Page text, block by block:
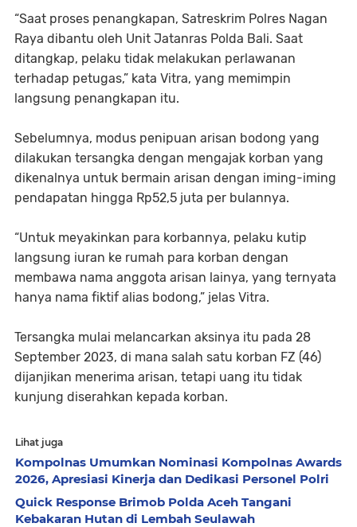
“Saat proses penangkapan, Satreskrim Polres Nagan
Raya dibantu oleh Unit Jatanras Polda Bali. Saat
ditangkap, pelaku tidak melakukan perlawanan
terhadap petugas,” kata Vitra, yang memimpin
langsung penangkapan itu.
Sebelumnya, modus penipuan arisan bodong yang
dilakukan tersangka dengan mengajak korban yang
dikenalnya untuk bermain arisan dengan iming-iming
pendapatan hingga Rp52,5 juta per bulannya.
“Untuk meyakinkan para korbannya, pelaku kutip
langsung iuran ke rumah para korban dengan
membawa nama anggota arisan lainya, yang ternyata
hanya nama fiktif alias bodong,” jelas Vitra.
Tersangka mulai melancarkan aksinya itu pada 28
September 2023, di mana salah satu korban FZ (46)
dijanjikan menerima arisan, tetapi uang itu tidak
kunjung diserahkan kepada korban.
Lihat juga
Kompolnas Umumkan Nominasi Kompolnas Awards
2026, Apresiasi Kinerja dan Dedikasi Personel Polri
Quick Response Brimob Polda Aceh Tangani
Kebakaran Hutan di Lembah Seulawah